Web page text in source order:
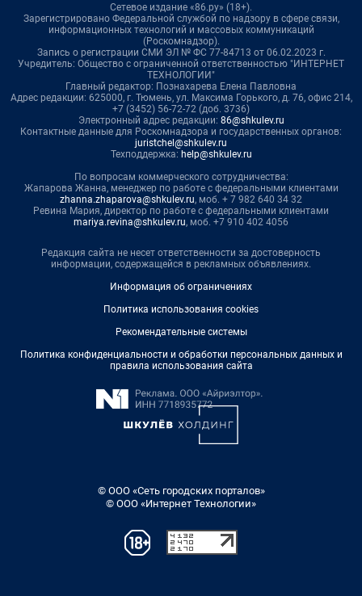
Сетевое издание «86.ру» (18+).
Зарегистрировано Федеральной службой по надзору в сфере связи,
информационных технологий и массовых коммуникаций
(Роскомнадзор).
Запись о регистрации СМИ ЭЛ № ФС 77-84713 от 06.02.2023 г.
Учредитель: Общество с ограниченной ответственностью "ИНТЕРНЕТ
ТЕХНОЛОГИИ"
Главный редактор: Познахарева Елена Павловна
Адрес редакции: 625000, г. Тюмень, ул. Максима Горького, д. 76, офис 214,
+7 (3452) 56-72-72 (доб. 3736)
Электронный адрес редакции: 86@shkulev.ru
Контактные данные для Роскомнадзора и государственных органов:
juristchel@shkulev.ru
Техподдержка: help@shkulev.ru
По вопросам коммерческого сотрудничества:
Жапарова Жанна, менеджер по работе с федеральными клиентами
zhanna.zhaparova@shkulev.ru, моб. + 7 982 640 34 32
Ревина Мария, директор по работе с федеральными клиентами
mariya.revina@shkulev.ru, моб. +7 910 402 4056
Редакция сайта не несет ответственности за достоверность
информации, содержащейся в рекламных объявлениях.
Информация об ограничениях
Политика использования cookies
Рекомендательные системы
Политика конфиденциальности и обработки персональных данных и
правила использования сайта
© ООО «Сеть городских порталов»
© ООО «Интернет Технологии»